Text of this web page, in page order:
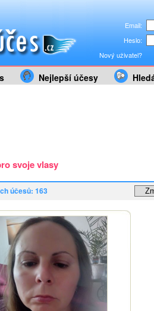
Email:
Heslo:
Nový uživatel?
Nejlepší účesy
svoje vlasy
účesů: 163